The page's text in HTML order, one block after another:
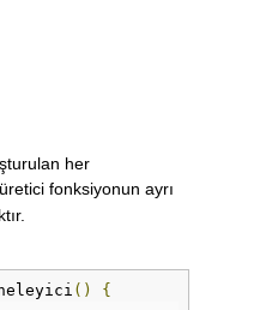
her
fonksiyonun ayrı
()
{